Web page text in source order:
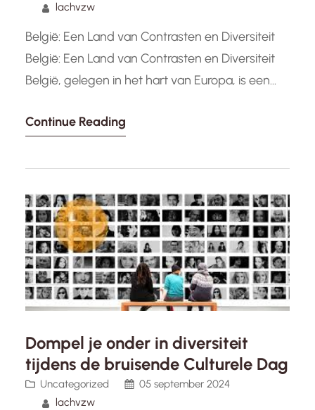
lachvzw
België: Een Land van Contrasten en Diversiteit
België: Een Land van Contrasten en Diversiteit
België, gelegen in het hart van Europa, is een
geschiedenis, diverse culturen en culinaire
Nederlandse en Duitse invloeden is België een
Continue Reading
Dompel je onder in diversiteit
tijdens de bruisende Culturele Dag
Uncategorized
05 september 2024
lachvzw